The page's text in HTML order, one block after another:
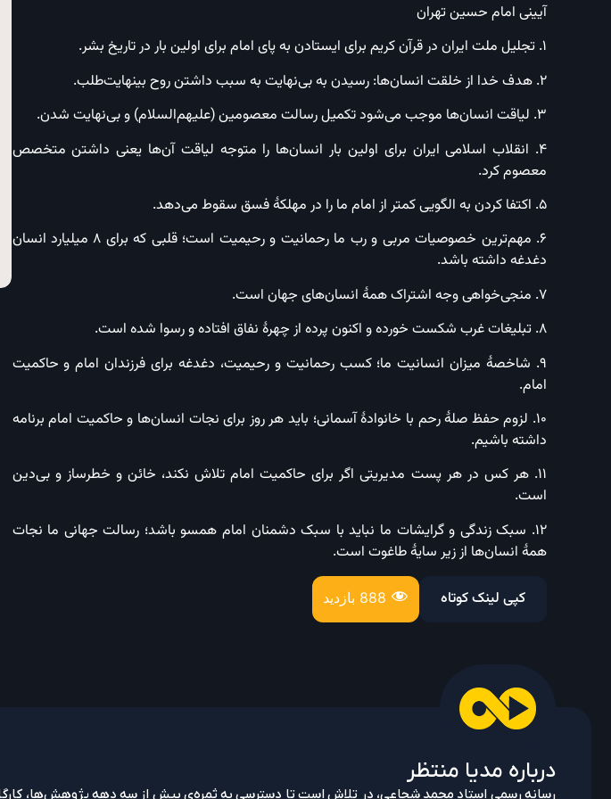
آیینی امام حسین تهران
۱. تجلیل ملت ایران در قرآن کریم برای ایستادن به پای امام برای اولین بار در تاریخ بشر.
۲. هدف خدا از خلقت انسان‌ها: رسیدن به بی‌نهایت به سبب داشتن روح بینهایت‌طلب.
۳. لیاقت انسان‌ها موجب می‌شود تکمیل رسالت معصومین (علیهم‌السلام) و بی‌نهایت شدن.
۴. انقلاب اسلامی ایران برای اولین بار انسان‌ها را متوجه لیاقت آن‌ها یعنی داشتن متخصص
معصوم کرد.
۵. اکتفا کردن به الگویی کمتر از امام ما را در مهلکهٔ فسق سقوط می‌دهد.
۶. مهم‌ترین خصوصیات مربی و رب ما رحمانیت و رحیمیت است؛ قلبی که برای ۸ میلیارد انسان
دغدغه داشته باشد.
۷. منجی‌خواهی وجه اشتراک همهٔ انسان‌های جهان است.
۸. تبلیغات غرب شکست خورده و اکنون پرده از چهرهٔ نفاق افتاده و رسوا شده است.
۹. شاخصهٔ میزان انسانیت ما؛ کسب رحمانیت و رحیمیت، دغدغه برای فرزندان امام و حاکمیت
امام.
۱۰. لزوم حفظ صلهٔ رحم با خانوادهٔ آسمانی؛ باید هر روز برای نجات انسان‌ها و حاکمیت امام برنامه
داشته باشیم.
۱۱. هر کس در هر پست مدیریتی اگر برای حاکمیت امام تلاش نکند، خائن و خطرساز و بی‌دین
است.
۱۲. سبک زندگی و گرایشات ما نباید با سبک دشمنان امام همسو باشد؛ رسالت جهانی ما نجات
همهٔ انسان‌ها از زیر سایهٔ طاغوت است.
کپی لینک کوتاه
درباره مدیا منتظر
رسانه رسمی استاد محمد شجاعی، در تلاش است تا دسترسی به ثمره‌ی بیش از سه دهه پژوهش‌ها،